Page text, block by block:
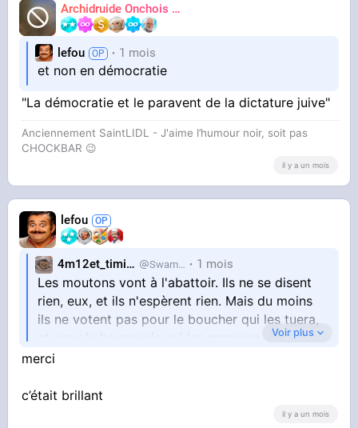
Archidruide Onchois
🍀️🌩️🐻️
lefou 1 mois
et non en démocratie
"La démocratie et le paravent de la dictature juive"
Anciennement SaintLIDL - J'aime l’humour noir, soit pas
CHOCKBAR 😉️
il y a un mois
lefou
4m12et_timide SwampDrainer 1 mois
Les moutons vont à l'abattoir. Ils ne se disent
rien, eux, et ils n'espèrent rien. Mais du moins
ils ne votent pas pour le boucher qui les tuera,
et pour le bourgeois qui les mangera. Plus bête
que les bêtes, plus moutonnier que les
choisit son bourgeois. Il a fait des Révolutions
Voir plus
merci
c’était brillant
il y a un mois